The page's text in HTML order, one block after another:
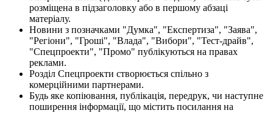
розміщена в підзаголовку або в першому абзаці
матеріалу.
Новини з позначками "Думка", "Експертиза", "Заява",
"Регіони", "Гроші", "Влада", "Вибори", "Тест-драйв",
"Спецпроекти", "Промо" публікуються на правах
реклами.
Розділ Спецпроекти створюється спільно з
комерційними партнерами.
Будь яке копіювання, публікація, передрук, чи наступне
поширення інформації, що містить посилання на